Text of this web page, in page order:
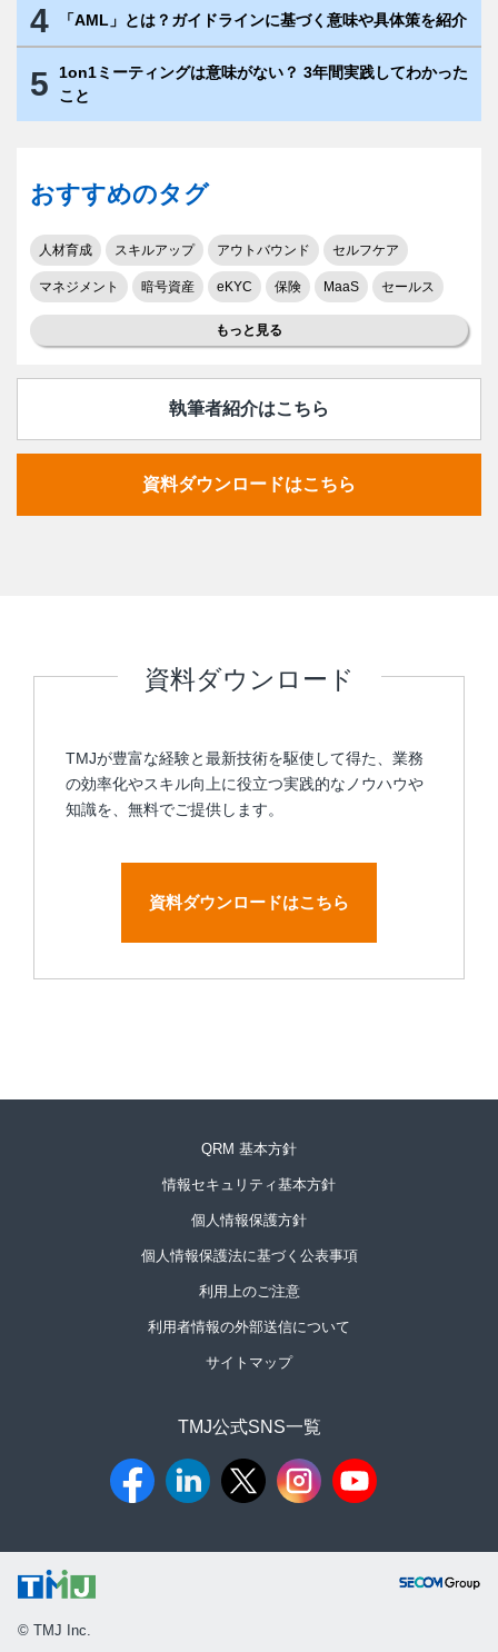
4 「AML」とは？ガイドラインに基づく意味や具体策を紹介
5
1on1ミーティングは意味がない？ 3年間実践してわかった
こと
おすすめのタグ
人材育成 スキルアップ アウトバウンド セルフケア
マネジメント 暗号資産 eKYC 保険 MaaS セールス
もっと見る
執筆者紹介はこちら
資料ダウンロードはこちら
資料ダウンロード
TMJが豊富な経験と最新技術を駆使して得た、業務
の効率化やスキル向上に役立つ実践的なノウハウや
知識を、無料でご提供します。
資料ダウンロードはこちら
QRM 基本方針
情報セキュリティ基本方針
個人情報保護方針
個人情報保護法に基づく公表事項
利用上のご注意
利用者情報の外部送信について
サイトマップ
TMJ公式SNS一覧​
© TMJ Inc.